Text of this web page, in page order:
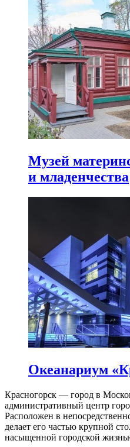
Музей
и младенчества
Океанариум
Красногорск — город в
административный центр
Расположен в
делает его частью крупной
насыщенной городской